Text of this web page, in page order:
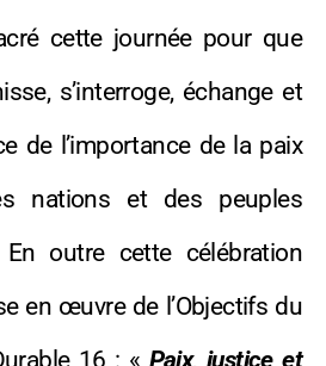
cette journée pour que
s’interroge, échange et
de l’importance de la paix
nations et des peuples
En outre cette célébration
en œuvre de l’Objectifs du
16 : « Paix, justice et